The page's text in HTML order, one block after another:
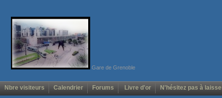
Gare de Grenoble
Nbre visiteurs Calendrier Forums Livre d'or N'hésitez pas à